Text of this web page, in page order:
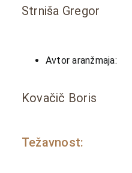
Strniša Gregor
Avtor aranžmaja:
Kovačič Boris
Težavnost: